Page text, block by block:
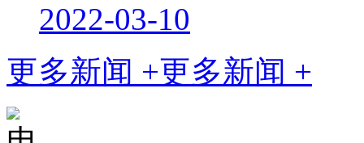
2022-03-10
更多新闻 +更多新闻 +